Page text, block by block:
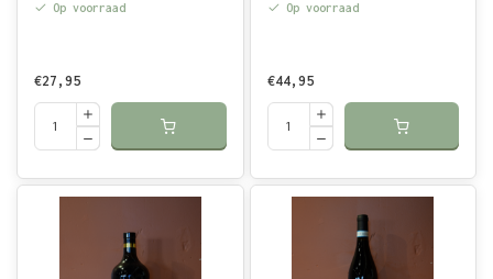
Op voorraad
€27,95
Op voorraad
€44,95